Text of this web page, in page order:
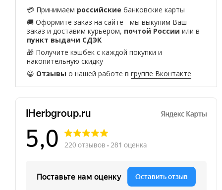
💳 Принимаем российские банковские карты
🚚 Оформите заказ на сайте - мы выкупим Ваш
заказ и доставим курьером, почтой России или в
пункт выдачи СДЭК
🎁 Получите кэшбек с каждой покупки и
накопительную скидку
😀 Отзывы о нашей работе вгруппе Вконтакте